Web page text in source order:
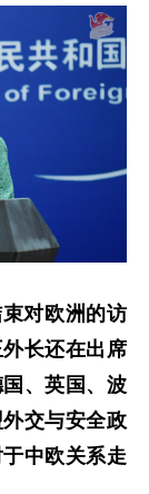
对欧洲的访
长还在出席
、英国、波
交与安全政
中欧关系走